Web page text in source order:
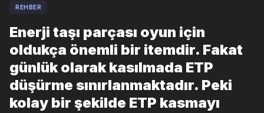
REHBER
Enerji taşı parçası oyun için
oldukça önemli bir itemdir. Fakat
günlük olarak kasılmada ETP
düşürme sınırlanmaktadır. Peki
kolay bir şekilde ETP kasmayı